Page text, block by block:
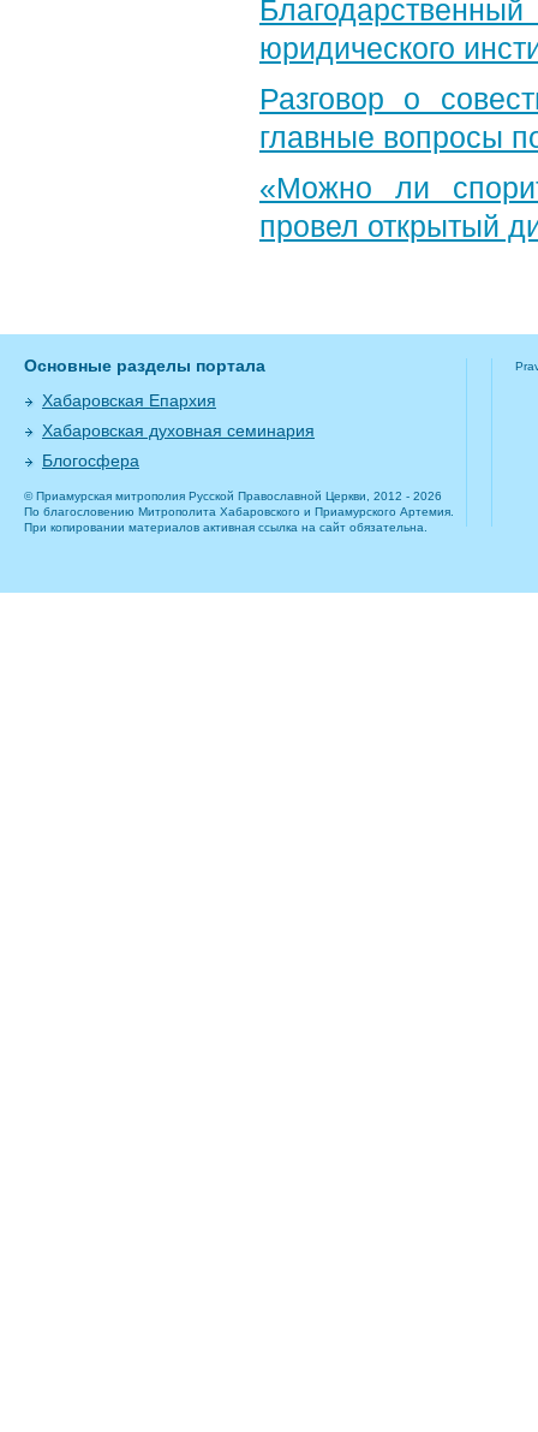
юридического
Разговор о
главные вопросы
«Можно ли
провел открытый
Основные разделы портала
Хабаровская Епархия
Хабаровская духовная семинария
Блогосфера
© Приамурская митрополия Русской Православной Церкви, 2012 - 2026
По благословению Митрополита Хабаровского и Приамурского Артемия.
При копировании материалов активная ссылка на сайт обязательна.